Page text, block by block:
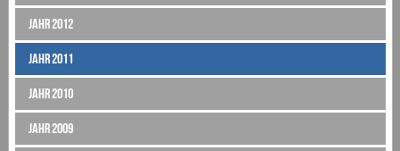
Jahr 2012
Jahr 2011
Jahr 2010
Jahr 2009